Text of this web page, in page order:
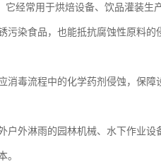
经常用于烘焙设备、饮品灌装生
污染食品，也能抵抗腐蚀性原料的
消毒流程中的化学药剂侵蚀，保障
户外淋雨的园林机械、水下作业设
。